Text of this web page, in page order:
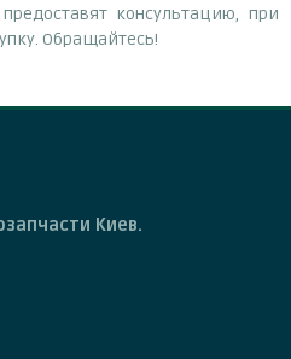
консультацию, при
Обращайтесь!
Киев.